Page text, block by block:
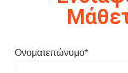
Ονοματεπώνυμο*